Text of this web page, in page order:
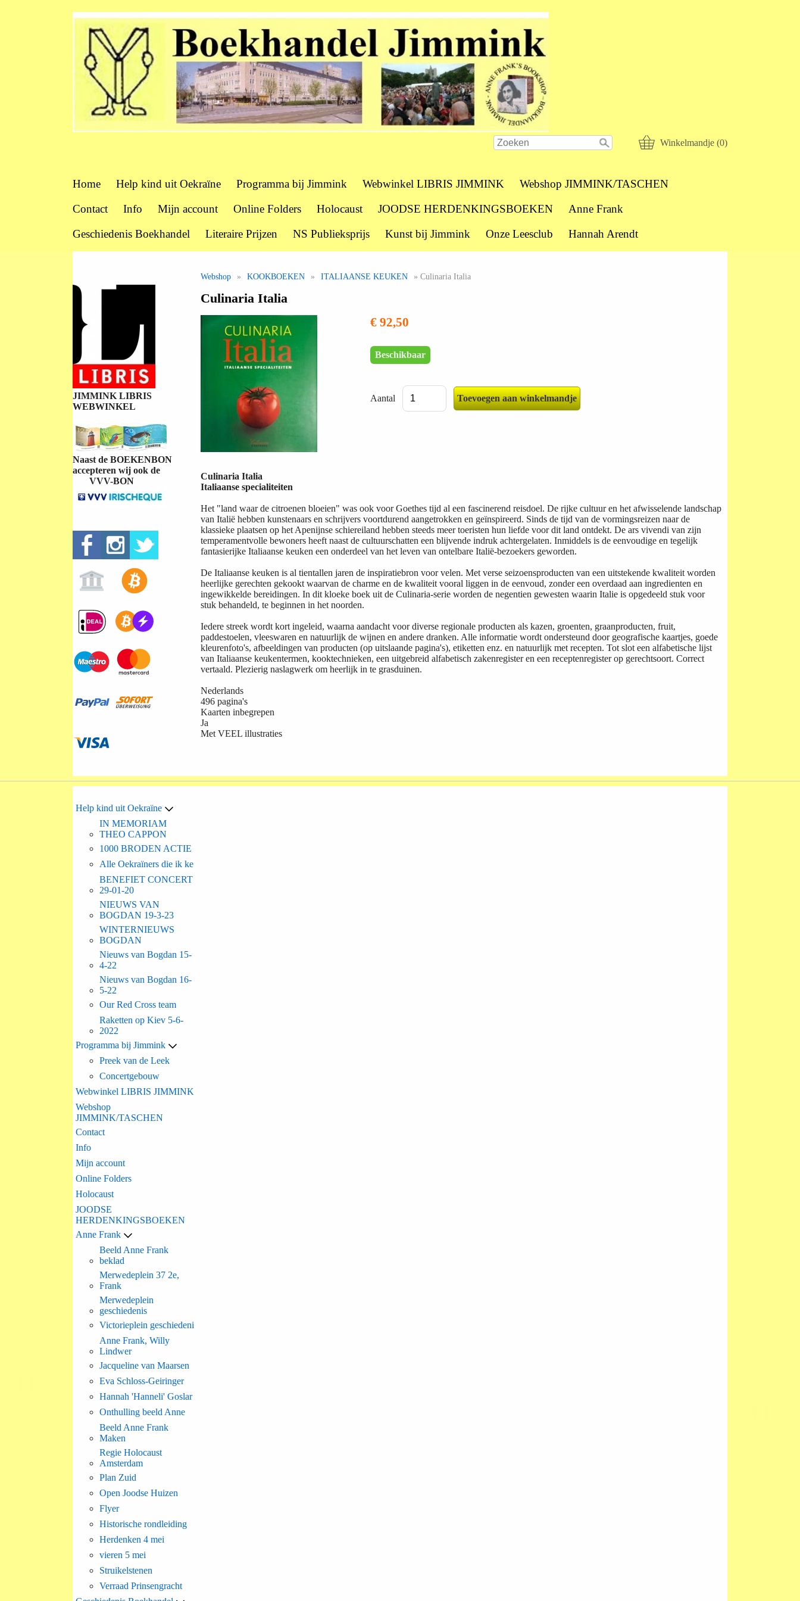
Winkelmandje (0)
Home Help kind uit Oekraïne Programma bij Jimmink Webwinkel LIBRIS JIMMINK
Webshop JIMMINK/TASCHEN
Contact
Info Mijn account Online Folders Holocaust JOODSE HERDENKINGSBOEKEN
Anne Frank
Geschiedenis Boekhandel
Literaire Prijzen NS Publieksprijs Kunst bij Jimmink Onze Leesclub Hannah Arendt
JIMMINK LIBRIS
WEBWINKEL
Naast de BOEKENBON
accepteren wij ook de
VVV-BON
Webshop » KOOKBOEKEN » ITALIAANSE KEUKEN » Culinaria Italia
Culinaria Italia
€ 92,50
Beschikbaar
Aantal
Culinaria Italia
Italiaanse specialiteiten
Het "land waar de citroenen bloeien" was ook voor Goethes tijd al een fascinerend reisdoel. De rijke cultuur en het afwisselende landschap
van Italië hebben kunstenaars en schrijvers voortdurend aangetrokken en geïnspireerd. Sinds de tijd van de vormingsreizen naar de
klassieke plaatsen op het Apenijnse schiereiland hebben steeds meer toeristen hun liefde voor dit land ontdekt. De ars vivendi van zijn
temperamentvolle bewoners heeft naast de cultuurschatten een blijvende indruk achtergelaten. Inmiddels is de eenvoudige en tegelijk
fantasierijke Italiaanse keuken een onderdeel van het leven van ontelbare Italië-bezoekers geworden.
De Italiaanse keuken is al tientallen jaren de inspiratiebron voor velen. Met verse seizoensproducten van een uitstekende kwaliteit worden
heerlijke gerechten gekookt waarvan de charme en de kwaliteit vooral liggen in de eenvoud, zonder een overdaad aan ingredienten en
ingewikkelde bereidingen. In dit kloeke boek uit de Culinaria-serie worden de negentien gewesten waarin Italie is opgedeeld stuk voor
stuk behandeld, te beginnen in het noorden.
Iedere streek wordt kort ingeleid, waarna aandacht voor diverse regionale producten als kazen, groenten, graanproducten, fruit,
paddestoelen, vleeswaren en natuurlijk de wijnen en andere dranken. Alle informatie wordt ondersteund door geografische kaartjes, goede
kleurenfoto's, afbeeldingen van producten (op uitslaande pagina's), etiketten enz. en natuurlijk met recepten. Tot slot een alfabetische lijst
van Italiaanse keukentermen, kooktechnieken, een uitgebreid alfabetisch zakenregister en een receptenregister op gerechtsoort. Correct
vertaald. Plezierig naslagwerk om heerlijk in te grasduinen.
Nederlands
496 pagina's
Kaarten inbegrepen
Ja
Met VEEL illustraties
Help kind uit Oekraïne
IN MEMORIAM
THEO CAPPON
1000 BRODEN ACTIE
Alle Oekraïners die ik ke
BENEFIET CONCERT
29-01-20
NIEUWS VAN
BOGDAN 19-3-23
WINTERNIEUWS
BOGDAN
Nieuws van Bogdan 15-
4-22
Nieuws van Bogdan 16-
5-22
Our Red Cross team
Raketten op Kiev 5-6-
2022
Programma bij Jimmink
Preek van de Leek
Concertgebouw
Webwinkel LIBRIS JIMMINK
Webshop
JIMMINK/TASCHEN
Contact
Info
Mijn account
Online Folders
Holocaust
JOODSE
HERDENKINGSBOEKEN
Anne Frank
Beeld Anne Frank
beklad
Merwedeplein 37 2e,
Frank
Merwedeplein
geschiedenis
Victorieplein geschiedeni
Anne Frank, Willy
Lindwer
Jacqueline van Maarsen
Eva Schloss-Geiringer
Hannah 'Hanneli' Goslar
Onthulling beeld Anne
Beeld Anne Frank
Maken
Regie Holocaust
Amsterdam
Plan Zuid
Open Joodse Huizen
Flyer
Historische rondleiding
Herdenken 4 mei
vieren 5 mei
Struikelstenen
Verraad Prinsengracht